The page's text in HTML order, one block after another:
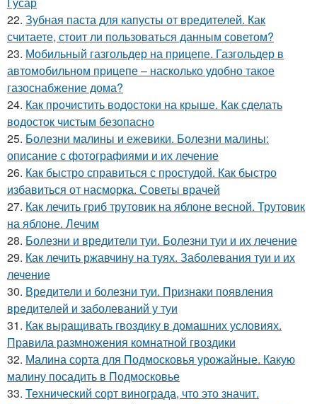
22. Зубная паста для капусты от вредителей. Как
считаете, стоит ли пользоваться данным советом?
23. Мобильный газгольдер на прицепе. Газгольдер в
автомобильном прицепе – насколько удобно такое
газоснабжение дома?
24. Как прочистить водостоки на крыше. Как сделать
водосток чистым безопасно
25. Болезни малины и ежевики. Болезни малины:
описание с фотографиями и их лечение
26. Как быстро справиться с простудой. Как быстро
избавиться от насморка. Советы врачей
27. Как лечить гриб трутовик на яблоне весной. Трутовик
на яблоне. Лечим
28. Болезни и вредители туи. Болезни туи и их лечение
29. Как лечить ржавчину на туях. Заболевания туи и их
лечение
30. Вредители и болезни туи. Признаки появления
вредителей и заболеваний у туи
31. Как выращивать гвоздику в домашних условиях.
Правила размножения комнатной гвоздики
32. Малина сорта для Подмосковья урожайные. Какую
малину посадить в Подмосковье
33. Технический сорт винограда, что это значит.